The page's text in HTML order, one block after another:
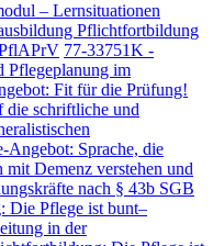
– Lernsituationen
Pflichtfortbildung
77-33751K -
Pflegeplanung im
Fit für die Prüfung!
die schriftliche und
Angebot: Sprache, die
Demenz verstehen und
nach § 43b SGB
Die Pflege ist bunt–
in der